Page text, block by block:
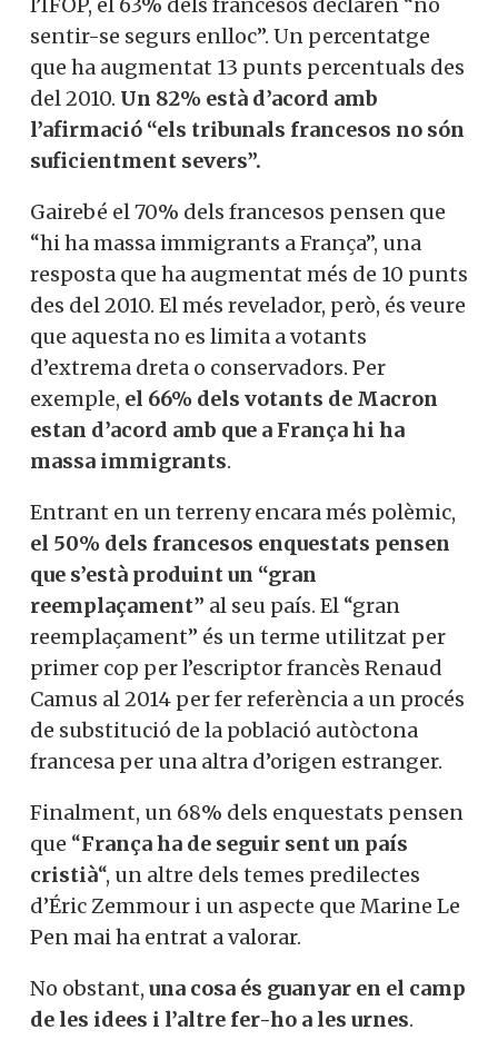
l’IFOP, el 63% dels francesos declaren “no
sentir-se segurs enlloc”. Un percentatge
que ha augmentat 13 punts percentuals des
del 2010. Un 82% està d’acord amb
l’afirmació “els tribunals francesos no són
suficientment severs”.
Gairebé el 70% dels francesos pensen que
“hi ha massa immigrants a França”, una
resposta que ha augmentat més de 10 punts
des del 2010. El més revelador, però, és veure
que aquesta no es limita a votants
d’extrema dreta o conservadors. Per
exemple, el 66% dels votants de Macron
estan d’acord amb que a França hi ha
massa immigrants.
Entrant en un terreny encara més polèmic,
el 50% dels francesos enquestats pensen
que s’està produint un “gran
reemplaçament” al seu país. El “gran
reemplaçament” és un terme utilitzat per
primer cop per l’escriptor francès Renaud
Camus al 2014 per fer referència a un procés
de substitució de la població autòctona
francesa per una altra d’origen estranger.
Finalment, un 68% dels enquestats pensen
que “França ha de seguir sent un país
cristià“, un altre dels temes predilectes
d’Éric Zemmour i un aspecte que Marine Le
Pen mai ha entrat a valorar.
No obstant, una cosa és guanyar en el camp
de les idees i l’altre fer-ho a les urnes.